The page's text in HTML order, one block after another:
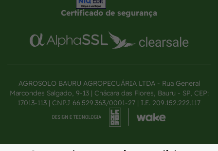
Certificado de segurança
AGROSOLO BAURU AGROPECUÁRIA LTDA - Rua General
Marcondes Salgado, 9-13 | Chácara das Flores, Bauru - SP, CEP:
17013-113 | CNPJ 66.529.363/0001-27 | I.E. 209.152.222.117